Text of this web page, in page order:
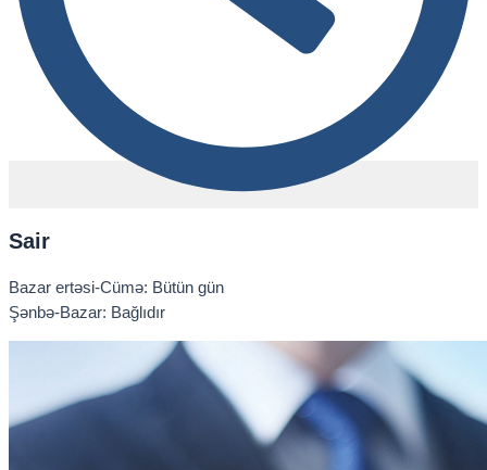
Sair
Bazar ertəsi-Cümə: Bütün gün
Şənbə-Bazar: Bağlıdır